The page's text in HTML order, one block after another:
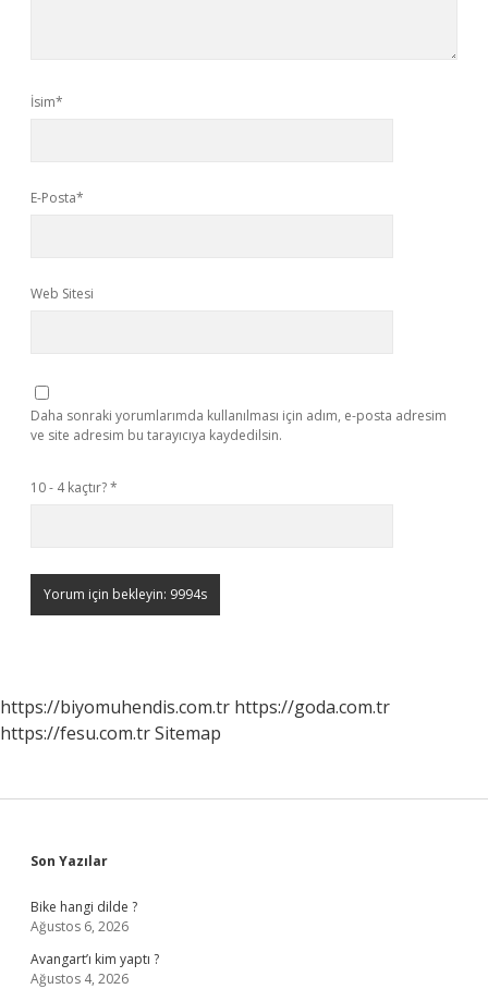
İsim*
E-Posta*
Web Sitesi
Daha sonraki yorumlarımda kullanılması için adım, e-posta adresim
ve site adresim bu tarayıcıya kaydedilsin.
10 - 4 kaçtır?*
https://biyomuhendis.com.tr https://goda.com.tr
https://fesu.com.trSitemap
Sidebar
Son Yazılar
Bike hangi dilde ?
Ağustos 6, 2026
Avangart’ı kim yaptı ?
Ağustos 4, 2026